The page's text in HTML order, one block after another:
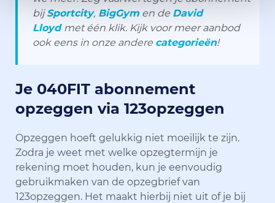
bijSportcity, BigGym en de David
Lloyd met één klik. Kijk voor meer aanbod
ook eens in onze andere categorieën!
Je 040FIT abonnement
opzeggen via 123opzeggen
Opzeggen hoeft gelukkig niet moeilijk te zijn.
Zodra je weet met welke opzegtermijn je
rekening moet houden, kun je eenvoudig
gebruikmaken van de opzegbrief van
123opzeggen. Het maakt hierbij niet uit of je bij